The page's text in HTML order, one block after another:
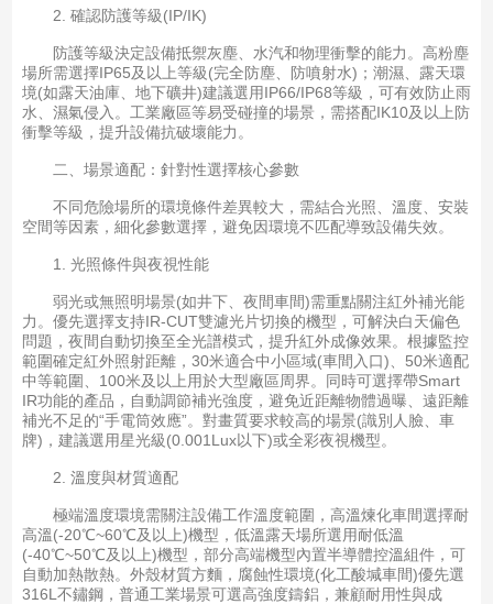
2. 確認防護等級(IP/IK)
防護等級決定設備抵禦灰塵、水汽和物理衝擊的能力。高粉塵
場所需選擇IP65及以上等級(完全防塵、防噴射水)；潮濕、露天環
境(如露天油庫、地下礦井)建議選用IP66/IP68等級，可有效防止雨
水、濕氣侵入。工業廠區等易受碰撞的場景，需搭配IK10及以上防
衝擊等級，提升設備抗破壞能力。
二、場景適配：針對性選擇核心參數
不同危險場所的環境條件差異較大，需結合光照、溫度、安裝
空間等因素，細化參數選擇，避免因環境不匹配導致設備失效。
1. 光照條件與夜視性能
弱光或無照明場景(如井下、夜間車間)需重點關注紅外補光能
力。優先選擇支持IR-CUT雙濾光片切換的機型，可解決白天偏色
問題，夜間自動切換至全光譜模式，提升紅外成像效果。根據監控
範圍確定紅外照射距離，30米適合中小區域(車間入口)、50米適配
中等範圍、100米及以上用於大型廠區周界。同時可選擇帶Smart
IR功能的產品，自動調節補光強度，避免近距離物體過曝、遠距離
補光不足的“手電筒效應”。對畫質要求較高的場景(識別人臉、車
牌)，建議選用星光級(0.001Lux以下)或全彩夜視機型。
2. 溫度與材質適配
極端溫度環境需關注設備工作溫度範圍，高溫煉化車間選擇耐
高溫(-20℃~60℃及以上)機型，低溫露天場所選用耐低溫
(-40℃~50℃及以上)機型，部分高端機型內置半導體控溫組件，可
自動加熱散熱。外殼材質方麵，腐蝕性環境(化工酸堿車間)優先選
316L不鏽鋼，普通工業場景可選高強度鑄鋁，兼顧耐用性與成